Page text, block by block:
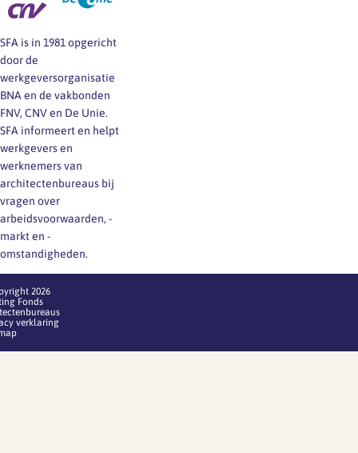
SFA is in 1981 opgericht
door de
werkgeversorganisatie
BNA en de vakbonden
FNV, CNV en De Unie.
SFA informeert en helpt
werkgevers en
werknemers van
architectenbureaus bij
vragen over
arbeidsvoorwaarden, -
markt en -
omstandigheden.
2026
Fonds
verklaring